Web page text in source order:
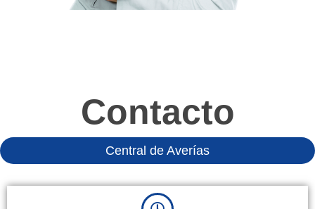
Contacto
Central de Averías